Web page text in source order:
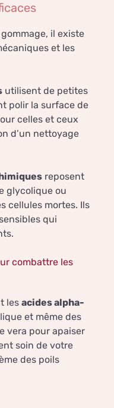
il existe
et les
utilisent de petites
polir la surface de
celles et ceux
d’un nettoyage
reposent
glycolique ou
cellules mortes. Ils
qui
combattre les
les acides alpha-
et même des
vera pour apaiser
soin de votre
des poils